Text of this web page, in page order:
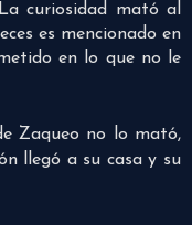
curiosidad mató al
es mencionado en
en lo que no le
Zaqueo no lo mató,
llegó a su casa y su